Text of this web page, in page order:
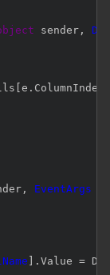
sender ,
[e . ColumnIndex
, EventArgs
] . Value =